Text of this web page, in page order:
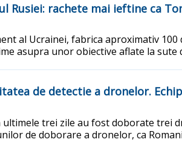
Rusiei: rachete mai ieftine ca
al Ucrainei, fabrica aproximativ
asupra unor obiective aflate la sute
de detectie a dronelor.
trei zile au fost doborate trei
de doborare a dronelor, ca